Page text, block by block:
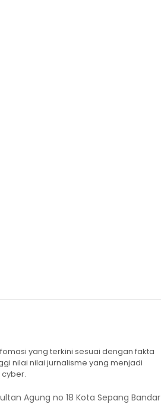
yang terkini sesuai dengan fakta
nilai nilai jurnalisme yang menjadi
Agung no 18 Kota Sepang Bandar